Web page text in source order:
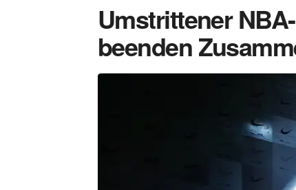
Umstrittener
beenden